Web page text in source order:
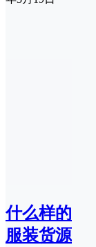
什么样的
服装货源